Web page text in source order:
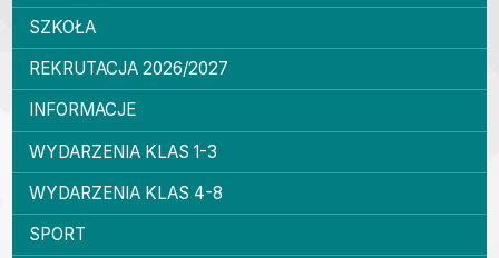
SZKOŁA
REKRUTACJA 2026/2027
INFORMACJE
WYDARZENIA KLAS 1-3
WYDARZENIA KLAS 4-8
SPORT